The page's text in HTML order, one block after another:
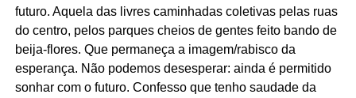
futuro. Aquela das livres caminhadas coletivas pelas ruas
do centro, pelos parques cheios de gentes feito bando de
beija-flores. Que permaneça a imagem/rabisco da
esperança. Não podemos desesperar: ainda é permitido
sonhar com o futuro. Confesso que tenho saudade da